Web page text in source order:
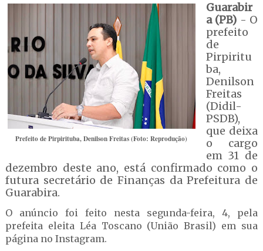
Prefeito de Pirpirituba, Denilson Freitas (Foto: Reprodução)
Guarabir
a (PB) - O
prefeito
de
Pirpiritu
ba,
Denilson
Freitas
(Didil-
PSDB),
que deixa
o cargo
em 31 de
dezembro deste ano, está confirmado como o
futura secretário de Finanças da Prefeitura de
Guarabira.
O anúncio foi feito nesta segunda-feira, 4, pela
prefeita eleita Léa Toscano (União Brasil) em sua
página no Instagram.